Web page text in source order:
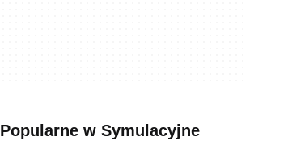
Popularne w Symulacyjne